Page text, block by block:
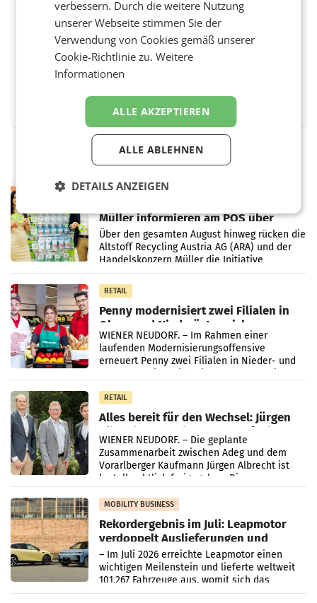
BEWERTEN SIE DIESEN ARTIKEL
RETAIL
Müller informieren am POS über
Kreislauffähigkeit
Über den gesamten August hinweg rücken die
Altstoff Recycling Austria AG (ARA) und der
Handelskonzern Müller die Initiative
„Kreislauf-Helden“ in allen österreichischen
Müller-Filialen
RETAIL
Penny modernisiert zwei Filialen in
Ober- und Niederösterreich
WIENER NEUDORF. – Im Rahmen einer
laufenden Modernisierungsoffensive
erneuert Penny zwei Filialen in Nieder- und
RETAIL
Alles bereit für den Wechsel: Jürgen
Albrecht setzt ab 1.1.2027 auf Adeg
WIENER NEUDORF. – Die geplante
Zusammenarbeit zwischen Adeg und dem
Vorarlberger Kaufmann Jürgen Albrecht ist
kartellrechtlich freigegeben: Die
Bundeswettbewerbsbehörde und der
Bundeskartellanwalt
MOBILITY BUSINESS
Rekordergebnis im Juli: Leapmotor
verdoppelt Auslieferungen und
überschreitet die 100.000er-Marke
– Im Juli 2026 erreichte Leapmotor einen
wichtigen Meilenstein und lieferte weltweit
101.267 Fahrzeuge aus, womit sich das
Ergebnis gegenüber Juli 2025 mehr als
verbessern. Durch die weitere Nutzung
unserer Webseite stimmen Sie der
Verwendung von Cookies gemäß unserer
Cookie-Richtlinie zu.Weitere
Informationen
ALLE AKZEPTIEREN
ALLE ABLEHNEN
DETAILS ANZEIGEN